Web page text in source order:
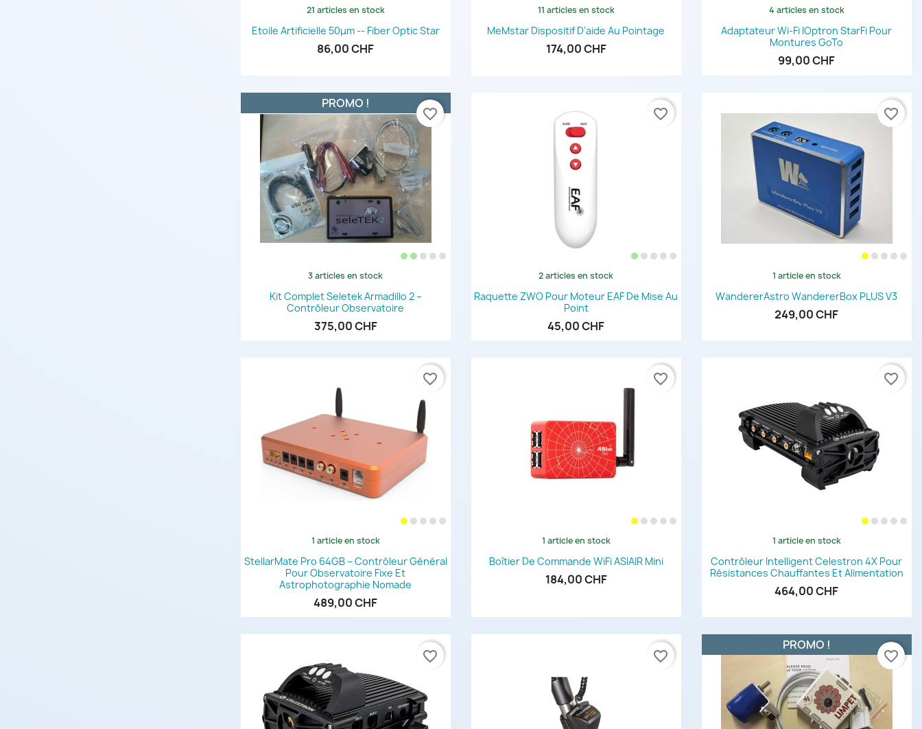
Aperçu rapide
21 articles en stock
Etoile Artificielle 50μm -- Fiber Optic Star
86,00 CHF
Aperçu rapide
11 articles en stock
MeMstar Dispositif D’aide Au Pointage
174,00 CHF
Aperçu rapide
4 articles en stock
Adaptateur Wi-Fi IOptron StarFi Pour
Montures GoTo
99,00 CHF
Aperçu rapide
3 articles en stock
Kit Complet Seletek Armadillo 2 –
Contrôleur Observatoire
375,00 CHF
PROMO !
favorite_border
Aperçu rapide
2 articles en stock
Raquette ZWO Pour Moteur EAF De Mise Au
Point
45,00 CHF
favorite_border
Aperçu rapide
1 article en stock
WandererAstro WandererBox PLUS V3
249,00 CHF
favorite_border
Aperçu rapide
1 article en stock
StellarMate Pro 64GB – Contrôleur Général
Pour Observatoire Fixe Et
Astrophotographie Nomade
489,00 CHF
favorite_border
Aperçu rapide
1 article en stock
Boîtier De Commande WiFi ASIAIR Mini
184,00 CHF
favorite_border
Aperçu rapide
1 article en stock
Contrôleur Intelligent Celestron 4X Pour
Résistances Chauffantes Et Alimentation
464,00 CHF
favorite_border
favorite_border favorite_border
PROMO !
favorite_border